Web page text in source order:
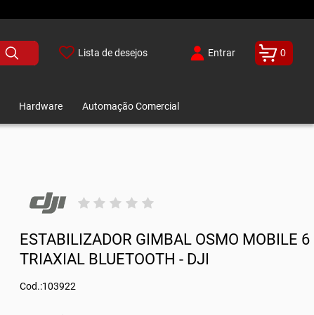
Lista de desejos Entrar 0
Hardware Automação Comercial
ESTABILIZADOR GIMBAL OSMO MOBILE 6
TRIAXIAL BLUETOOTH - DJI
Cod.:103922